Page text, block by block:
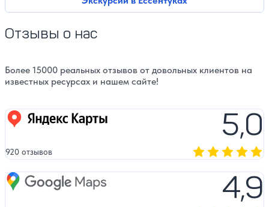
Отзывы о нас
Более 15000 реальных отзывов от довольных клиентов на
известных ресурсах и нашем сайте!
Яндекс карты 5,0
920 отзывов
Google Maps 4,9